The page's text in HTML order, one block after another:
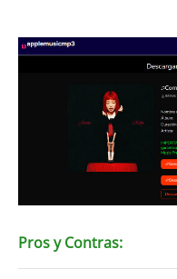
Pros y Contras: